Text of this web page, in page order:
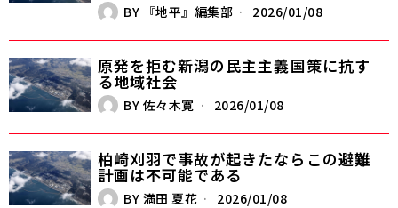
BY 『地平』編集部 2026/01/08
原発を拒む新潟の民主主義――国策に抗す
る地域社会
BY 佐々木寛 2026/01/08
柏崎刈羽で事故が起きたなら――この避難
計画は不可能である
BY 満田 夏花 2026/01/08